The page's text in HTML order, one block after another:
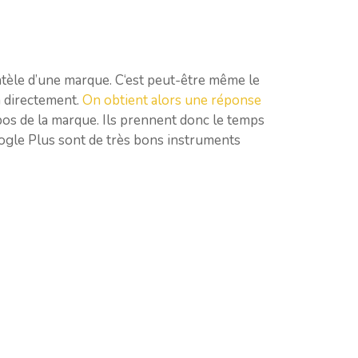
d’une marque. C‘est peut-être même le
On obtient alors une réponse
de la marque. Ils prennent donc le temps
Plus sont de très bons instruments